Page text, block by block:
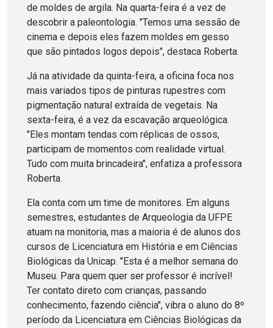
de moldes de argila. Na quarta-feira é a vez de
descobrir a paleontologia. "Temos uma sessão de
cinema e depois eles fazem moldes em gesso
que são pintados logos depois", destaca Roberta.
Já na atividade da quinta-feira, a oficina foca nos
mais variados tipos de pinturas rupestres com
pigmentação natural extraída de vegetais. Na
sexta-feira, é a vez da escavação arqueológica.
"Eles montam tendas com réplicas de ossos,
participam de momentos com realidade virtual.
Tudo com muita brincadeira", enfatiza a professora
Roberta.
Ela conta com um time de monitores. Em alguns
semestres, estudantes de Arqueologia da UFPE
atuam na monitoria, mas a maioria é de alunos dos
cursos de Licenciatura em História e em Ciências
Biológicas da Unicap. "Esta é a melhor semana do
Museu. Para quem quer ser professor é incrível!
Ter contato direto com crianças, passando
conhecimento, fazendo ciência", vibra o aluno do 8º
período da Licenciatura em Ciências Biológicas da